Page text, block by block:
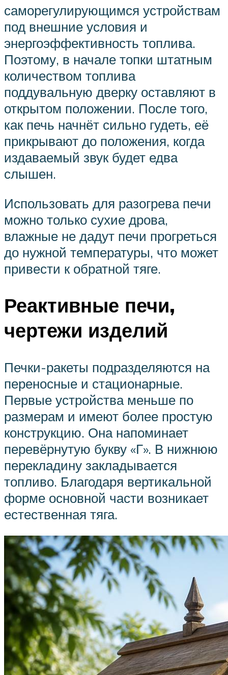
саморегулирующимся устройствам
под внешние условия и
энергоэффективность топлива.
Поэтому, в начале топки штатным
количеством топлива
поддувальную дверку оставляют в
открытом положении. После того,
как печь начнёт сильно гудеть, её
прикрывают до положения, когда
издаваемый звук будет едва
слышен.
Использовать для разогрева печи
можно только сухие дрова,
влажные не дадут печи прогреться
до нужной температуры, что может
привести к обратной тяге.
Реактивные печи,
чертежи изделий
Печки-ракеты подразделяются на
переносные и стационарные.
Первые устройства меньше по
размерам и имеют более простую
конструкцию. Она напоминает
перевёрнутую букву «Г». В нижнюю
перекладину закладывается
топливо. Благодаря вертикальной
форме основной части возникает
естественная тяга.